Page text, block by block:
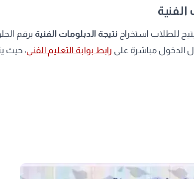
الفنية
للطلاب استخراج نتيجة الدبلومات الفنية برقم
الدخول مباشرة على رابط بوابة التعليم الفني، حيث